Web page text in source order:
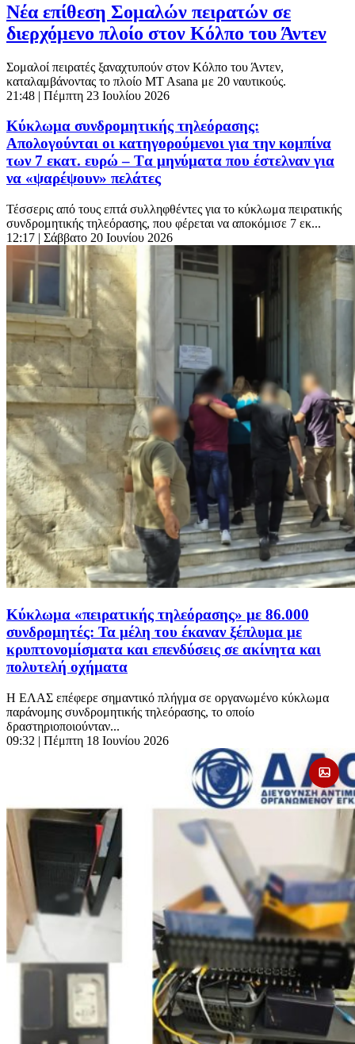
Νέα επίθεση Σομαλών πειρατών σε
διερχόμενο πλοίο στον Κόλπο του Άντεν
Σομαλοί πειρατές ξαναχτυπούν στον Κόλπο του Άντεν,
καταλαμβάνοντας το πλοίο MT Asana με 20 ναυτικούς.
21:48 | Πέμπτη 23 Ιουλίου 2026
Κύκλωμα συνδρομητικής τηλεόρασης:
Aπολογούνται οι κατηγορούμενοι για την κομπίνα
των 7 εκατ. ευρώ – Tα μηνύματα που έστελναν για
να «ψαρέψουν» πελάτες
Τέσσερις από τους επτά συλληφθέντες για το κύκλωμα πειρατικής
συνδρομητικής τηλεόρασης, που φέρεται να αποκόμισε 7 εκ...
12:17 | Σάββατο 20 Ιουνίου 2026
Κύκλωμα «πειρατικής τηλεόρασης» με 86.000
συνδρομητές: Τα μέλη του έκαναν ξέπλυμα με
κρυπτονομίσματα και επενδύσεις σε ακίνητα και
πολυτελή οχήματα
Η ΕΛΑΣ επέφερε σημαντικό πλήγμα σε οργανωμένο κύκλωμα
παράνομης συνδρομητικής τηλεόρασης, το οποίο
δραστηριοποιούνταν...
09:32 | Πέμπτη 18 Ιουνίου 2026